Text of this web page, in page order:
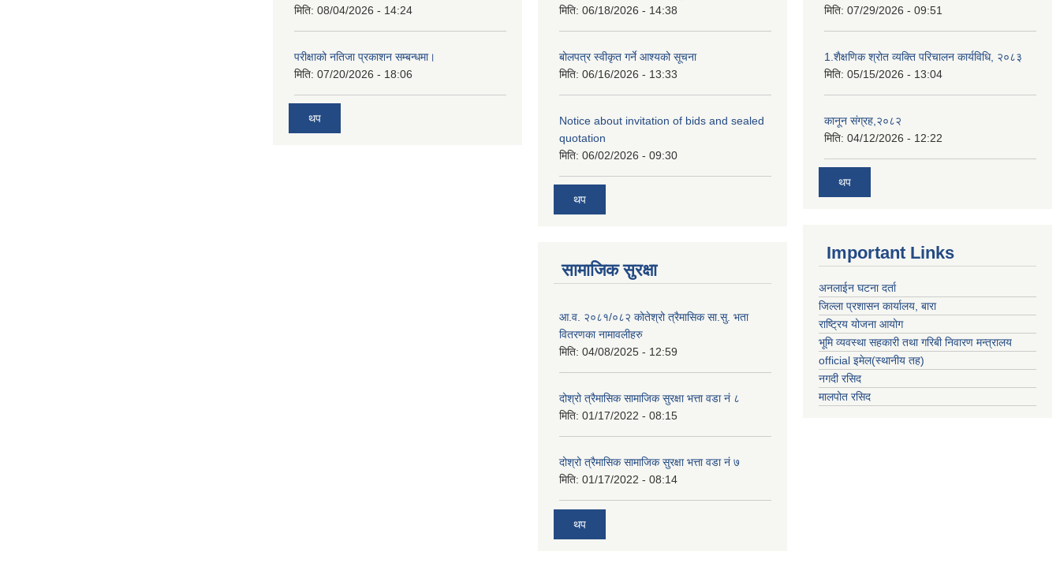
मिति: 08/04/2026 - 14:24
परीक्षाको नतिजा प्रकाशन सम्बन्धमा।
मिति: 07/20/2026 - 18:06
थप
मिति: 06/18/2026 - 14:38
बोलपत्र स्वीकृत गर्ने आश्यको सूचना
मिति: 06/16/2026 - 13:33
Notice about invitation of bids and sealed
quotation
मिति: 06/02/2026 - 09:30
थप
सामाजिक सुरक्षा
आ.व. २०८१/०८२ कोतेश्रो त्रैमासिक सा.सु. भता
वितरणका नामावलीहरु
मिति: 04/08/2025 - 12:59
दोश्रो त्रैमासिक सामाजिक सुरक्षा भत्ता वडा नं ८
मिति: 01/17/2022 - 08:15
दोश्रो त्रैमासिक सामाजिक सुरक्षा भत्ता वडा नं ७
मिति: 01/17/2022 - 08:14
थप
मिति: 07/29/2026 - 09:51
1.शैक्षणिक श्रोत व्यक्ति परिचालन कार्यविधि, २०८३
मिति: 05/15/2026 - 13:04
कानून संग्रह,२०८२
मिति: 04/12/2026 - 12:22
थप
Important Links
अनलाईन घटना दर्ता
जिल्ला प्रशासन कार्यालय, बारा
राष्ट्रिय योजना आयोग
भूमि व्यवस्था सहकारी तथा गरिबी निवारण मन्त्रालय
official इमेल(स्थानीय तह)
नगदी रसिद
मालपोत रसिद